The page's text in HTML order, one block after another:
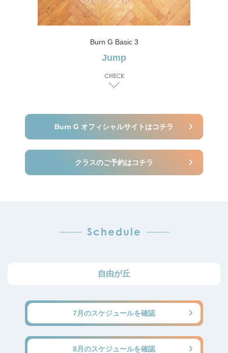
Burn G Basic 3
Jump
CHECK
Burn G オフィシャルサイトはコチラ
クラスのご予約はコチラ
Schedule
自由が丘
7月のスケジュールを確認
8月のスケジュールを確認